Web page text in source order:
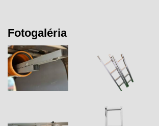
Fotogaléria